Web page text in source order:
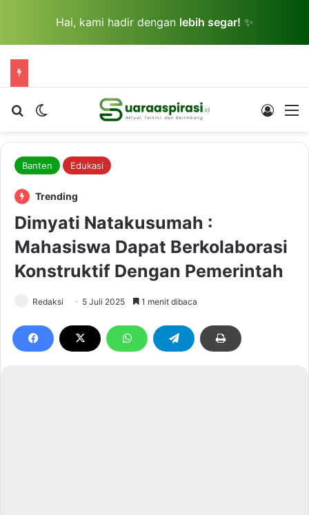
Hai, kami hadir dengan lebih segar! ✨
Cari berita...Switch skin Log In
Banten Edukasi
Trending
Dimyati Natakusumah :
Mahasiswa Dapat Berkolaborasi
Konstruktif Dengan Pemerintah
Redaksi 5 Juli 2025 1 menit dibaca